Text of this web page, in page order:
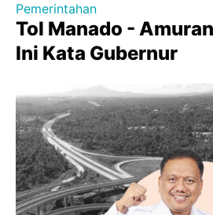
Pemerintahan
Tol Manado -
Ini Kata Gubernur